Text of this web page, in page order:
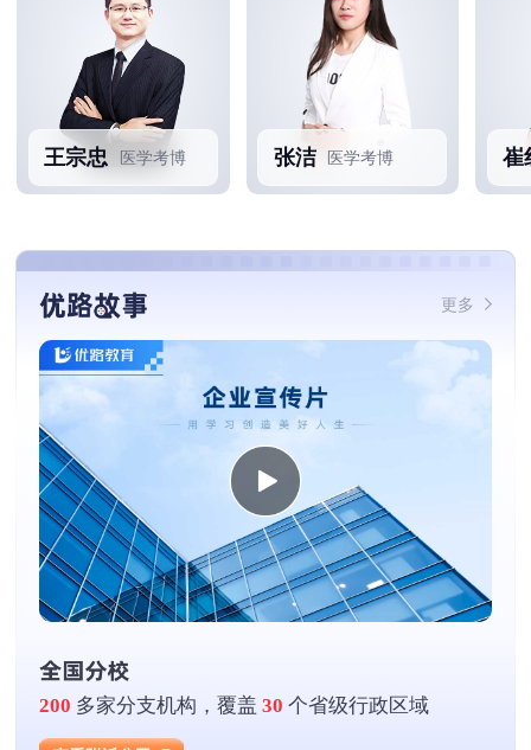
王宗忠 医学考博 张洁 医学考博 崔
优路故事
更多
200 多家分支机构，覆盖30 个省级行政区域